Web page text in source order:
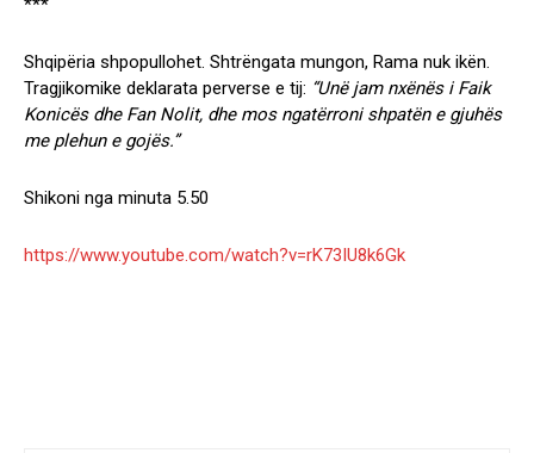
***
Shqipëria shpopullohet. Shtrëngata mungon, Rama nuk ikën.
Tragjikomike deklarata perverse e tij: “Unë jam nxënës i Faik
Konicës dhe Fan Nolit, dhe mos ngatërroni shpatën e gjuhës
me plehun e gojës.”
Shikoni nga minuta 5.50
https://www.youtube.com/watch?v=rK73IU8k6Gk